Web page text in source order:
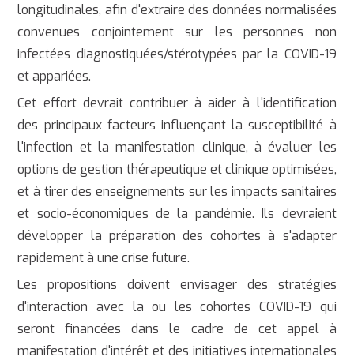
longitudinales, afin d'extraire des données normalisées
convenues conjointement sur les personnes non
infectées diagnostiquées/stérotypées par la COVID-19
et appariées.
Cet effort devrait contribuer à aider à l'identification
des principaux facteurs influençant la susceptibilité à
l'infection et la manifestation clinique, à évaluer les
options de gestion thérapeutique et clinique optimisées,
et à tirer des enseignements sur les impacts sanitaires
et socio-économiques de la pandémie. Ils devraient
développer la préparation des cohortes à s'adapter
rapidement à une crise future.
Les propositions doivent envisager des stratégies
d'interaction avec la ou les cohortes COVID-19 qui
seront financées dans le cadre de cet appel à
manifestation d'intérêt et des initiatives internationales